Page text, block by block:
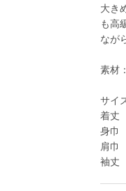
大き
も高
なが
素材
サイ
着丈
身巾
肩
袖丈